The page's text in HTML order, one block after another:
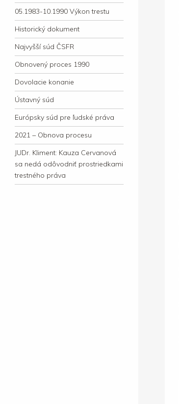
05.1983-10.1990 Výkon trestu
Historický dokument
Najvyšší súd ČSFR
Obnovený proces 1990
Dovolacie konanie
Ústavný súd
Európsky súd pre ľudské práva
2021 – Obnova procesu
JUDr. Kliment: Kauza Cervanová
sa nedá odôvodniť prostriedkami
trestného práva